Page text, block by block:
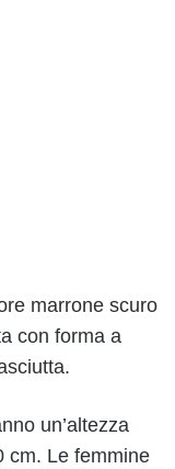
marrone scuro
con forma a
un’altezza
cm. Le femmine